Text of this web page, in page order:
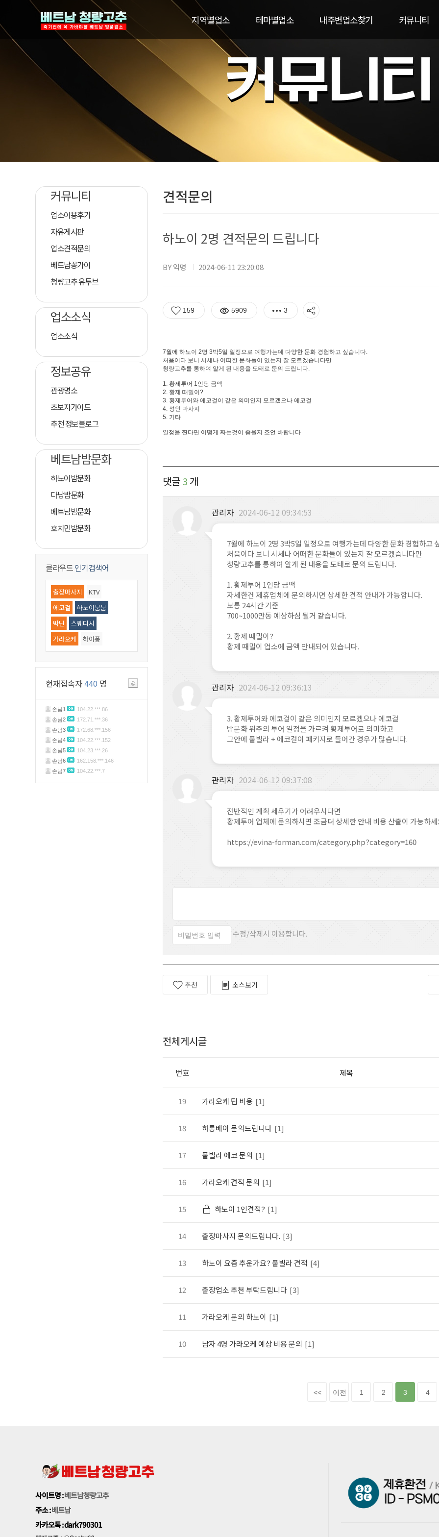
지역별업소 테마별업소 내주변업소찾기 커뮤니티
커뮤니티
업소이용후기
자유게시판
업소견적문의
베트남꽁가이
청량고추 유투브
업소소식
업소소식
정보공유
관광명소
초보자가이드
추천 정보블로그
베트남밤문화
하노이밤문화
다낭밤문화
베트남밤문화
호치민밤문화
클라우드인기검색어
출장마사지
KTV
에코걸
하노이붐붐
박닌
스웨디시
가라오케
하이퐁
황제골프
마사지
현재접속자440 명
견적문의
하노이 2명 견적문의 드립니다
BY 익명 2024-06-11 23:20:08
159 5909 3
7월에 하노이 2명 3박5일 일정으로 여행가는데 다양한 문화 경험하고 싶습니다.
처음이다 보니 시세나 어떠한 문화들이 있는지 잘 모르겠습니다만
청량고추를 통하여 알게 된 내용을 도태로 문의 드립니다.
1. 황제투어 1인당 금액
2. 황제 때밀이?
3. 황제투어와 에코걸이 같은 의미인지 모르겠으나 에코걸
4. 성인 마사지
5. 기타
일정을 짠다면 어떻게 짜는것이 좋을지 조언 바랍니다
댓글3 개
관리자 2024-06-12 09:34:53
7월에 하노이 2명 3박5일 일정으로 여행가는데 다양한 문화 경험하고
처음이다 보니 시세나 어떠한 문화들이 있는지 잘 모르겠습니다만
청량고추를 통하여 알게 된 내용을 도태로 문의 드립니다.
1. 황제투어 1인당 금액
자세한건 제휴업체에 문의하시면 상세한 견적 안내가 가능합니다.
보통 24시간 기준
700~1000만동 예상하심 될거 같습니다.
2. 황제 때밀이?
황제 때밀이 업소에 금액 안내되어 있습니다.
관리자 2024-06-12 09:36:13
3. 황제투어와 에코걸이 같은 의미인지 모르겠으나 에코걸
밤문화 위주의 투어 일정을 가르켜 황제투어로 의미하고
그안에 풀빌라 + 에코걸이 패키지로 들어간 경우가 많습니다.
관리자 2024-06-12 09:37:08
전반적인 계획 세우기가 어려우시다면
황제투어 업체에 문의하시면 조금더 상세한 안내 비용 산출이 가능하
https://evina-forman.com/category.php?category=160
수정/삭제시 이용합니다.
추천 소스보기
전체게시글
번호 제목
19 가라오케 팁 비용 [1]
18 하롱베이 문의드립니다 [1]
17 풀빌라 에코 문의 [1]
16 가라오케 견적 문의 [1]
15 하노이 1인견적? [1]
14 출장마사지 문의드립니다. [3]
13 하노이 요즘 추운가요? 풀빌라 견적 [4]
12 출장업소 추천 부탁드립니다 [3]
11 가라오케 문의 하노이 [1]
10 남자 4명 가라오케 예상 비용 문의 [1]
<< 이전 1 2 3 4
사이트명 :베트남청량고추
주소 :베트남
카카오톡 : dark790301